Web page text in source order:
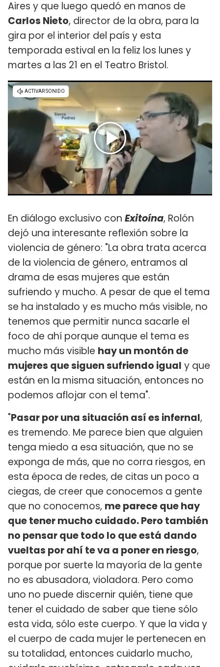
Aires y que luego quedó en manos de
Carlos Nieto, director de la obra, para la
gira por el interior del país y esta
temporada estival en la feliz los lunes y
martes a las 21 en el Teatro Bristol.
En diálogo exclusivo con Exitoína, Rolón
dejó una interesante reflexión sobre la
violencia de género: "La obra trata acerca
de la violencia de género, entramos al
drama de esas mujeres que están
sufriendo y mucho. A pesar de que el tema
se ha instalado y es mucho más visible, no
tenemos que permitir nunca sacarle el
foco de ahí porque aunque el tema es
mucho más visible hay un montón de
mujeres que siguen sufriendo igual y que
están en la misma situación, entonces no
podemos aflojar con el tema".
"Pasar por una situación así es infernal,
es tremendo. Me parece bien que alguien
tenga miedo a esa situación, que no se
exponga de más, que no corra riesgos, en
esta época de redes, de citas un poco a
ciegas, de creer que conocemos a gente
que no conocemos, me parece que hay
que tener mucho cuidado. Pero también
no pensar que todo lo que está dando
vueltas por ahí te va a poner en riesgo,
porque por suerte la mayoría de la gente
no es abusadora, violadora. Pero como
uno no puede discernir quién, tiene que
tener el cuidado de saber que tiene sólo
esta vida, sólo este cuerpo. Y que la vida y
el cuerpo de cada mujer le pertenecen en
su totalidad, entonces cuidarlo mucho,